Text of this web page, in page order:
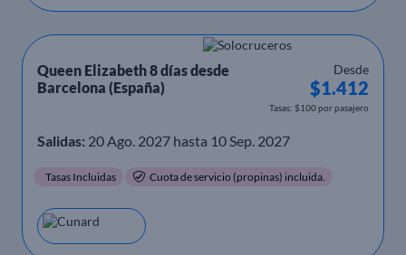
Queen Elizabeth 8 días desde
Barcelona (España)
Desde
$1.412
Tasas: $100 por pasajero
Salidas: 20 Ago. 2027 hasta 10 Sep. 2027
Tasas Incluidas Cuota de servicio (propinas) incluida.